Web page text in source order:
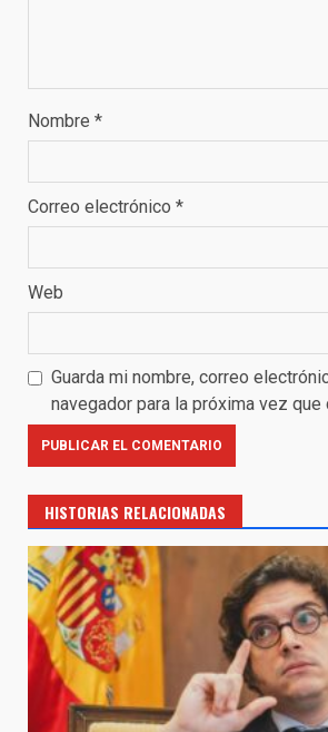
Nombre *
Correo electrónico *
Web
Guarda mi nombre, correo
navegador para la próxima vez que
HISTORIAS RELACIONADAS